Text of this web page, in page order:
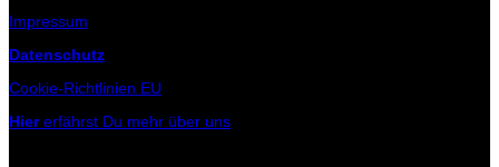
Impressum
Datenschutz
Cookie-Richtlinien EU
Hiererfährst Du mehr über uns